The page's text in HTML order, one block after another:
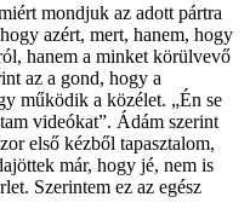
mondjuk az adott pártra
azért, mert, hanem, hogy
hanem a minket körülvevő
az a gond, hogy a
működik a közélet. „Én se
videókat”. Ádám szerint
első kézből tapasztalom,
már, hogy jé, nem is
Szerintem ez az egész